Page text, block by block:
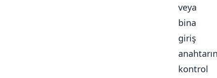
veya
bina
giriş
kontrol